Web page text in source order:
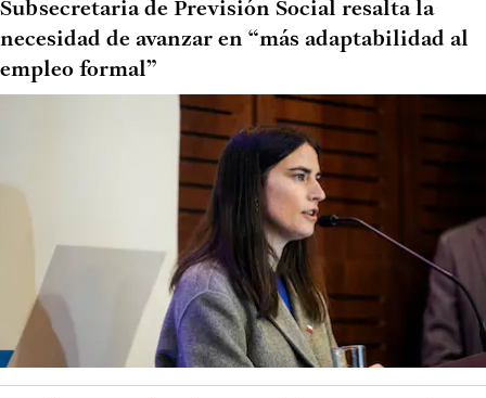
Subsecretaria de Previsión Social resalta la
necesidad de avanzar en “más adaptabilidad al
empleo formal”